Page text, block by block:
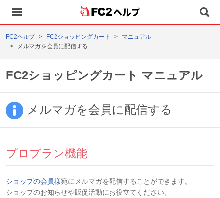
ヘルプ
FC2ヘルプ FC2ショッピングカート
マニュアル
メルマガを会員に配信する
FC2ショッピングカート マニュアル
メルマガを会員に配信する
プロプラン機能
ショップの会員様宛にメルマガを配信することができます。
ショップのお知らせや販促活動にお役立てください。